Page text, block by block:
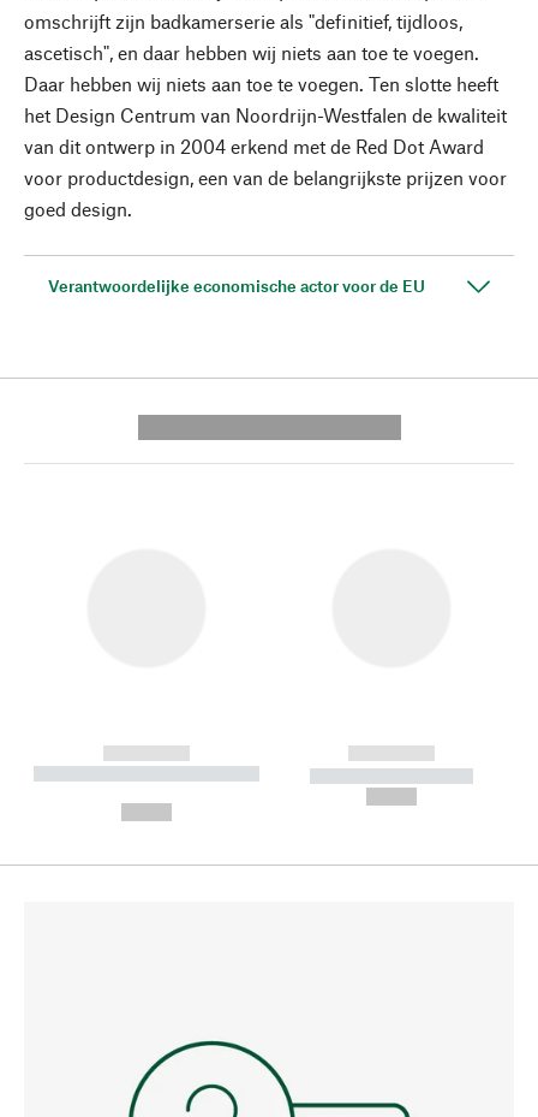
omschrijft zijn badkamerserie als "definitief, tijdloos,
ascetisch", en daar hebben wij niets aan toe te voegen.
Daar hebben wij niets aan toe te voegen. Ten slotte heeft
het Design Centrum van Noordrijn-Westfalen de kwaliteit
van dit ontwerp in 2004 erkend met de Red Dot Award
voor productdesign, een van de belangrijkste prijzen voor
goed design.
Verantwoordelijke economische actor voor de EU
------------
----------- ----------- --------
------------
----------- -----------